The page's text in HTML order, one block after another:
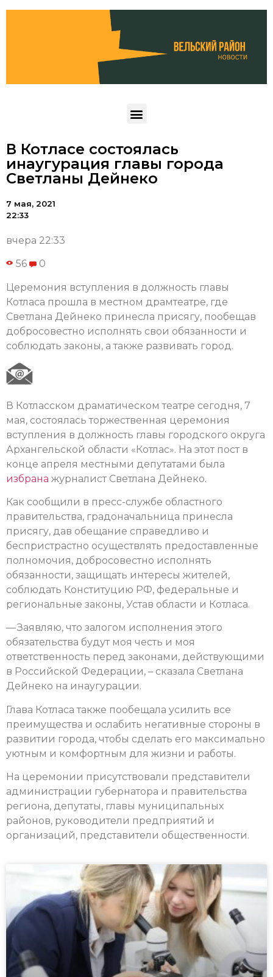
В Котласе состоялась
инаугурация главы города
Светланы Дейнеко
7 мая, 2021
22:33
вчера 22:33
56 0
Церемония вступления в должность главы
Котласа прошла в местном драмтеатре, где
Светлана Дейнеко принесла присягу, пообещав
добросовестно исполнять свои обязанности и
соблюдать законы, а также развивать город.
В Котласском драматическом театре сегодня, 7
мая, состоялась торжественная церемония
вступления в должность главы городского округа
Архангельской области «Котлас». На этот пост в
конце апреля местными депутатами была
избрана журналист Светлана Дейнеко.
Как сообщили в пресс-службе областного
правительства, градоначальница принесла
присягу, дав обещание справедливо и
беспристрастно осуществлять предоставленные
полномочия, добросовестно исполнять
обязанности, защищать интересы жителей,
соблюдать Конституцию РФ, федеральные и
региональные законы, Устав области и Котласа.
— Заявляю, что залогом исполнения этого
обязательства будут моя честь и моя
ответственность перед законами, действующими
в Российской Федерации, – сказала Светлана
Дейнеко на инаугурации.
Глава Котласа также пообещала усилить все
преимущества и ослабить негативные стороны в
развитии города, чтобы сделать его максимально
уютным и комфортным для жизни и работы.
На церемонии присутствовали представители
администрации губернатора и правительства
региона, депутаты, главы муниципальных
районов, руководители предприятий и
организаций, представители общественности.